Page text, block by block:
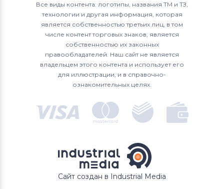
Аккумуляторы для ноутбуков Acer
Аккумуляторы для ноутбуков Asus
Аккумуляторы для ноутбуков
Alienware
1721
1764
3043
Все виды контента: логотипы, названия ТМ и ТЗ,
технологии и другая информация, которая
является собственностью третьих лиц, в том
числе контент торговых знаков, является
собственностью их законных
правообладателей. Наш сайт не является
владельцем этого контента и использует его
для иллюстрации, и в справочно-
ознакомительных целях.
Сайт создан в Industrial Media